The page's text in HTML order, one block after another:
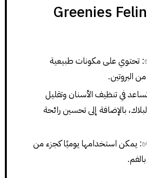
Greenies
تحتوي على مكونات طبيعية
البروتين.
في تنظيف الأسنان وتقليل
بالإضافة إلى تحسين رائحة
يمكن استخدامها يوميًا كجزء من